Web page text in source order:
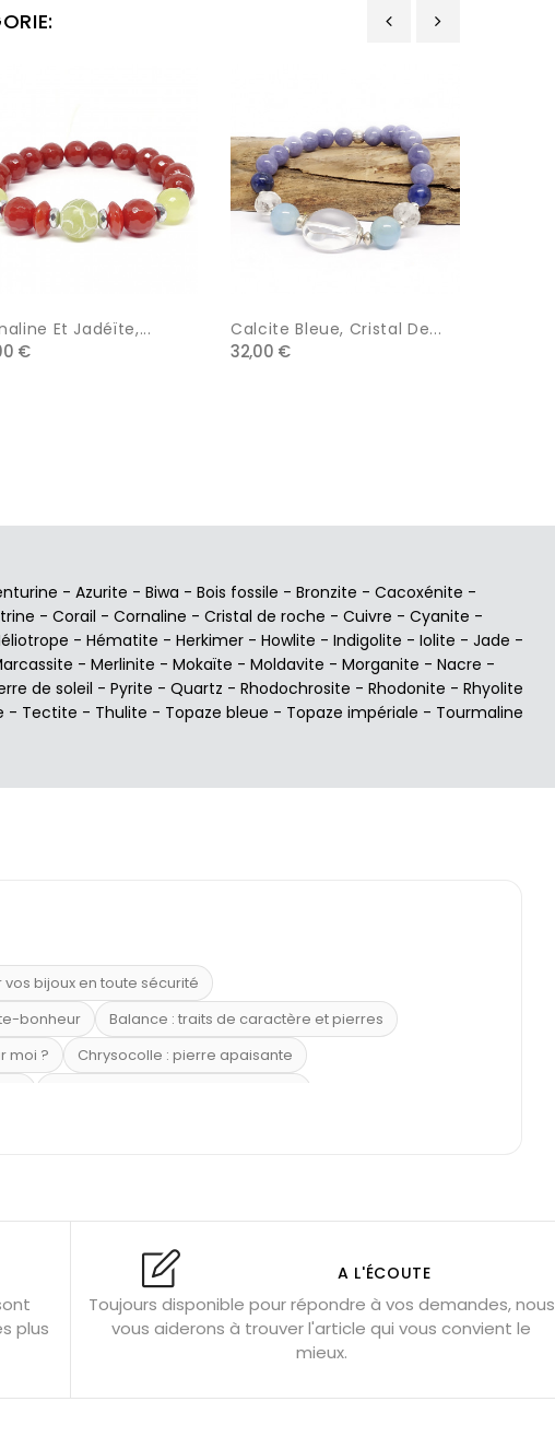
Et Jadéïte,...
€
Calcite Bleue, Cristal De...
32,00 €
- Azurite - Biwa - Bois fossile - Bronzite - Cacoxénite -
- Corail - Cornaline - Cristal de roche - Cuivre - Cyanite -
- Hématite - Herkimer - Howlite - Indigolite - Iolite - Jade -
- Merlinite - Mokaïte - Moldavite - Morganite - Nacre -
de soleil - Pyrite - Quartz - Rhodochrosite - Rhodonite - Rhyolite
- Tectite - Thulite - Topaze bleue - Topaze impériale - Tourmaline
bijoux en toute sécurité
bonheur
Balance : traits de caractère et pierres
moi ?
Chrysocolle : pierre apaisante
pierres
Fluorite : pierre la plus colorée
méditation
Bracelets de perles pour homme
ce qu’une gemme ? Signification des pierres de naissance
plus
A L'ÉCOUTE
Toujours disponible pour répondre à vos demandes, nous
vous aiderons à trouver l'article qui vous convient le
mieux.